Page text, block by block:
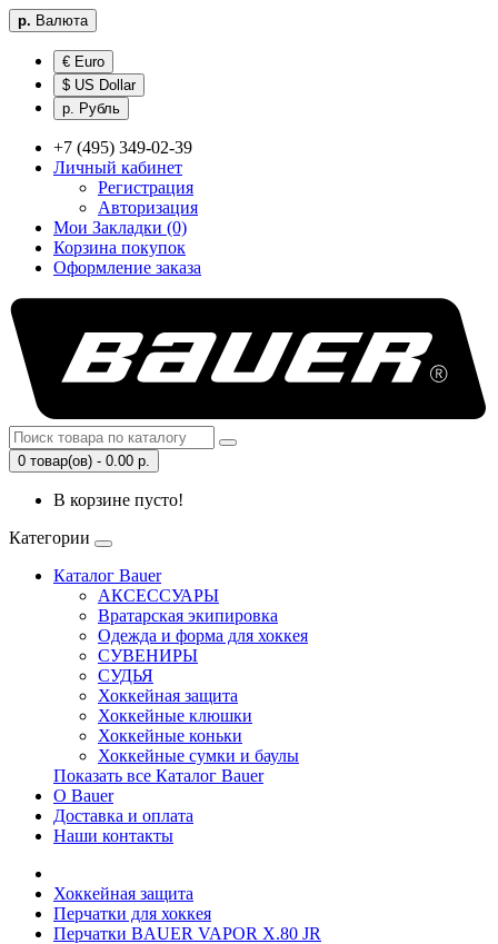
р. Валюта
€ Euro
$ US Dollar
р. Рубль
+7 (495) 349-02-39
Личный кабинет
Регистрация
Авторизация
Мои Закладки (0)
Корзина покупок
Оформление заказа
0 товар(ов) - 0.00 р.
В корзине пусто!
Категории
Каталог Bauer
АКСЕССУАРЫ
Вратарская экипировка
Одежда и форма для хоккея
СУВЕНИРЫ
СУДЬЯ
Хоккейная защита
Хоккейные клюшки
Хоккейные коньки
Хоккейные сумки и баулы
Показать все Каталог Bauer
О Bauer
Доставка и оплата
Наши контакты
Хоккейная защита
Перчатки для хоккея
Перчатки BAUER VAPOR X.80 JR